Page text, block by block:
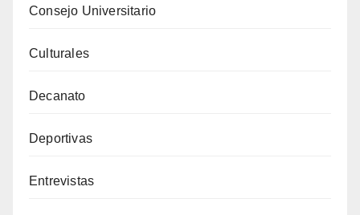
Consejo Universitario
Culturales
Decanato
Deportivas
Entrevistas